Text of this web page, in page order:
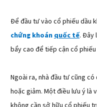
Để đầu tư vào cổ phiếu dầu
chứng khoánquốc tế. Đây
bẩy cao để tiếp cận cổ
Ngoài ra, nhà đầu tư cũng
hoặc giảm. Một điều lưu ý là